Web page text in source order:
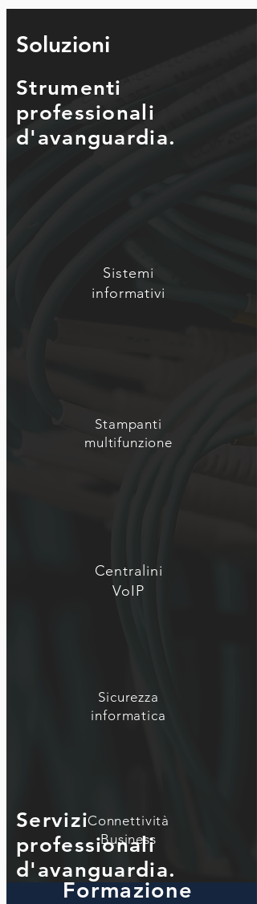
Soluzioni
Strumenti
professionali
d'avanguardia.
Sistemi
informativi
Stampanti
multifunzione
Centralini
VoIP
Sicurezza
informatica
Connettività
Business
Servizi
professionali
d'avanguardia.
Formazione